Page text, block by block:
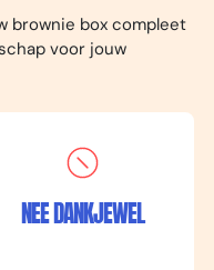
brownie box compleet
voor jouw
NEE DANKJEWEL